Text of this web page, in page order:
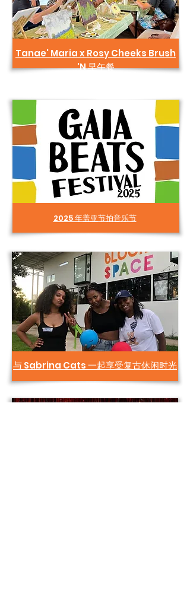
Tanae' Maria x Rosy Cheeks Brush
'N 早午餐
2025 年盖亚节拍音乐节
与 Sabrina Cats 一起享受复古休闲时光